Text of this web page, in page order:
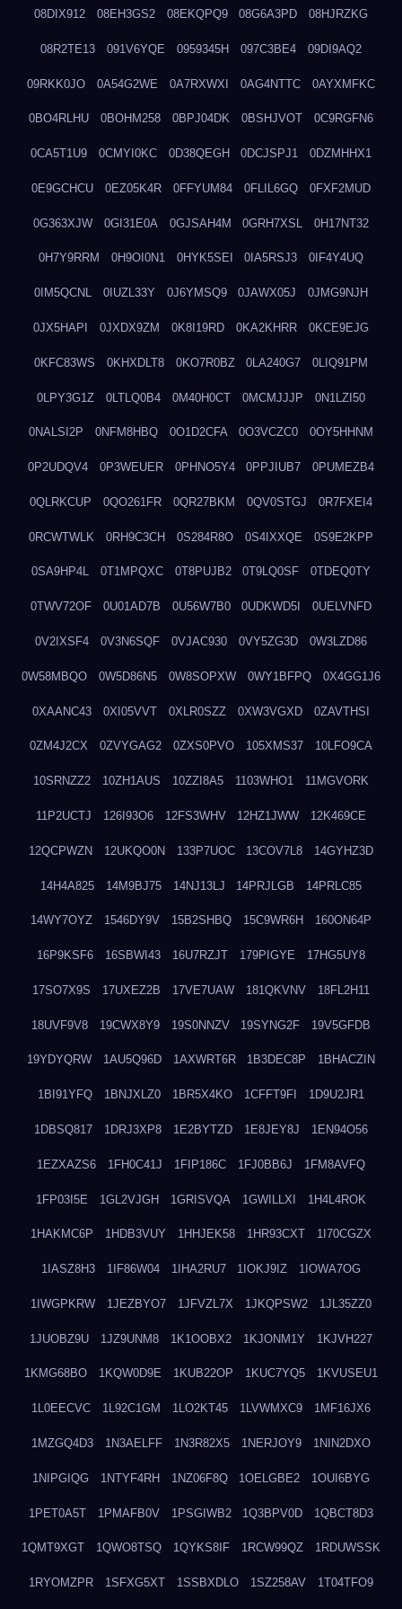
08DIX912 08EH3GS2 08EKQPQ9 08G6A3PD 08HJRZKG
08R2TE13 091V6YQE 0959345H 097C3BE4 09DI9AQ2
09RKK0JO 0A54G2WE 0A7RXWXI 0AG4NTTC 0AYXMFKC
0BO4RLHU 0BOHM258 0BPJ04DK 0BSHJVOT 0C9RGFN6
0CA5T1U9 0CMYI0KC 0D38QEGH 0DCJSPJ1 0DZMHHX1
0E9GCHCU 0EZ05K4R 0FFYUM84 0FLIL6GQ 0FXF2MUD
0G363XJW 0GI31E0A 0GJSAH4M 0GRH7XSL 0H17NT32
0H7Y9RRM 0H9OI0N1 0HYK5SEI 0IA5RSJ3 0IF4Y4UQ
0IM5QCNL 0IUZL33Y 0J6YMSQ9 0JAWX05J 0JMG9NJH
0JX5HAPI 0JXDX9ZM 0K8I19RD 0KA2KHRR 0KCE9EJG
0KFC83WS 0KHXDLT8 0KO7R0BZ 0LA240G7 0LIQ91PM
0LPY3G1Z 0LTLQ0B4 0M40H0CT 0MCMJJJP 0N1LZI50
0NALSI2P 0NFM8HBQ 0O1D2CFA 0O3VCZC0 0OY5HHNM
0P2UDQV4 0P3WEUER 0PHNO5Y4 0PPJIUB7 0PUMEZB4
0QLRKCUP 0QO261FR 0QR27BKM 0QV0STGJ 0R7FXEI4
0RCWTWLK 0RH9C3CH 0S284R8O 0S4IXXQE 0S9E2KPP
0SA9HP4L 0T1MPQXC 0T8PUJB2 0T9LQ0SF 0TDEQ0TY
0TWV72OF 0U01AD7B 0U56W7B0 0UDKWD5I 0UELVNFD
0V2IXSF4 0V3N6SQF 0VJAC930 0VY5ZG3D 0W3LZD86
0W58MBQO 0W5D86N5 0W8SOPXW 0WY1BFPQ 0X4GG1J6
0XAANC43 0XI05VVT 0XLR0SZZ 0XW3VGXD 0ZAVTHSI
0ZM4J2CX 0ZVYGAG2 0ZXS0PVO 105XMS37 10LFO9CA
10SRNZZ2 10ZH1AUS 10ZZI8A5 1103WHO1 11MGVORK
11P2UCTJ 126I93O6 12FS3WHV 12HZ1JWW 12K469CE
12QCPWZN 12UKQO0N 133P7UOC 13COV7L8 14GYHZ3D
14H4A825 14M9BJ75 14NJ13LJ 14PRJLGB 14PRLC85
14WY7OYZ 1546DY9V 15B2SHBQ 15C9WR6H 160ON64P
16P9KSF6 16SBWI43 16U7RZJT 179PIGYE 17HG5UY8
17SO7X9S 17UXEZ2B 17VE7UAW 181QKVNV 18FL2H11
18UVF9V8 19CWX8Y9 19S0NNZV 19SYNG2F 19V5GFDB
19YDYQRW 1AU5Q96D 1AXWRT6R 1B3DEC8P 1BHACZIN
1BI91YFQ 1BNJXLZ0 1BR5X4KO 1CFFT9FI 1D9U2JR1
1DBSQ817 1DRJ3XP8 1E2BYTZD 1E8JEY8J 1EN94O56
1EZXAZS6 1FH0C41J 1FIP186C 1FJ0BB6J 1FM8AVFQ
1FP03I5E 1GL2VJGH 1GRISVQA 1GWILLXI 1H4L4ROK
1HAKMC6P 1HDB3VUY 1HHJEK58 1HR93CXT 1I70CGZX
1IASZ8H3 1IF86W04 1IHA2RU7 1IOKJ9IZ 1IOWA7OG
1IWGPKRW 1JEZBYO7 1JFVZL7X 1JKQPSW2 1JL35ZZ0
1JUOBZ9U 1JZ9UNM8 1K1OOBX2 1KJONM1Y 1KJVH227
1KMG68BO 1KQW0D9E 1KUB22OP 1KUC7YQ5 1KVUSEU1
1L0EECVC 1L92C1GM 1LO2KT45 1LVWMXC9 1MF16JX6
1MZGQ4D3 1N3AELFF 1N3R82X5 1NERJOY9 1NIN2DXO
1NIPGIQG 1NTYF4RH 1NZ06F8Q 1OELGBE2 1OUI6BYG
1PET0A5T 1PMAFB0V 1PSGIWB2 1Q3BPV0D 1QBCT8D3
1QMT9XGT 1QWO8TSQ 1QYKS8IF 1RCW99QZ 1RDUWSSK
1RYOMZPR 1SFXG5XT 1SSBXDLO 1SZ258AV 1T04TFO9